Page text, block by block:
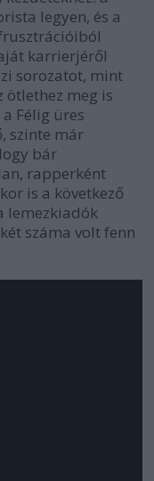
legyen, és a
karrierjéről
sorozatot, mint
ötlethez meg is
Félig üres
szinte már
bár
rapperként
is a következő
lemezkiadók
száma volt fenn